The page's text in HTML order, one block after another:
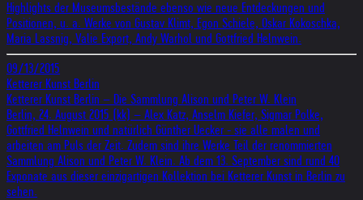
Highlights der Museumsbestände ebenso wie neue Entdeckungen und
Positionen, u. a. Werke von Gustav Klimt, Egon Schiele, Oskar Kokoschka,
Maria Lassnig, Valie Export, Andy Warhol und Gottfried Helnwein.
09/13/2015
Ketterer Kunst Berlin
Ketterer Kunst Berlin – Die Sammlung Alison und Peter W. Klein
Berlin, 24. August 2015 (kk) – Alex Katz, Anselm Kiefer, Sigmar Polke,
Gottfried Helnwein und natürlich Günther Uecker - sie alle malen und
arbeiten am Puls der Zeit. Zudem sind ihre Werke Teil der renommierten
Sammlung Alison und Peter W. Klein. Ab dem 13. September sind rund 40
Exponate aus dieser einzigartigen Kollektion bei Ketterer Kunst in Berlin zu
sehen.